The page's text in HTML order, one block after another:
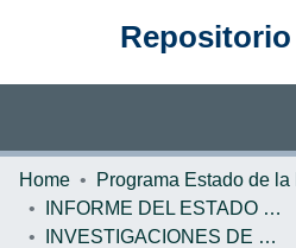
Communities & Collections
Home
INFORME DEL ESTADO DE LA NACION
INVESTIGACIONES DE BASE EN